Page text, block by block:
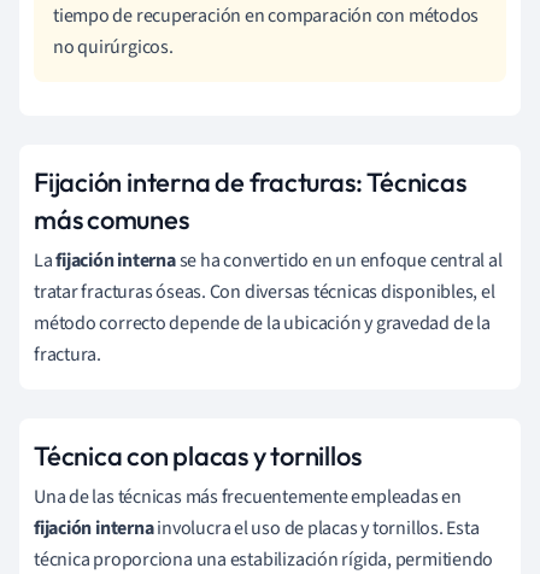
tiempo de recuperación en comparación con métodos
no quirúrgicos.
Fijación interna de fracturas: Técnicas
más comunes
Lafijación internase ha convertido en un enfoque central al
tratar fracturas óseas. Con diversas técnicas disponibles, el
método correcto depende de la ubicación y gravedad de la
fractura.
Técnica con placas y tornillos
Una de las técnicas más frecuentemente empleadas en
fijación internainvolucra el uso de placas y tornillos. Esta
técnica proporciona una estabilización rígida, permitiendo